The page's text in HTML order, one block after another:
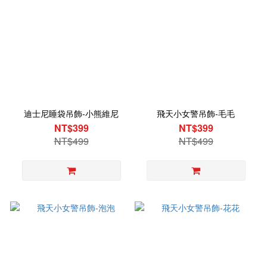
迪士尼睡袋吊飾-小熊維尼
NT$399
NT$499
飛天小女警吊飾-毛毛
NT$399
NT$499